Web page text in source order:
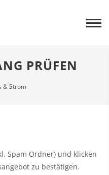
PRÜFEN
& Strom
Spam Ordner) und klicken
zu bestätigen.